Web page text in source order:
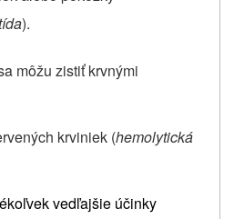
).
môžu zistiť krvnými
krviniek (hemolytická
vedľajšie účinky